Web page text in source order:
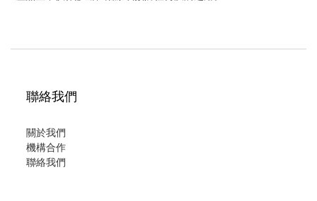
聯絡我們
關於我們
機構合作
聯絡我們